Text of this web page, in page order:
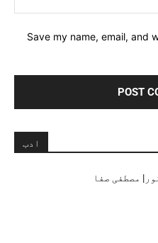
Save my name, email, and
ادب
مصطفی صفا